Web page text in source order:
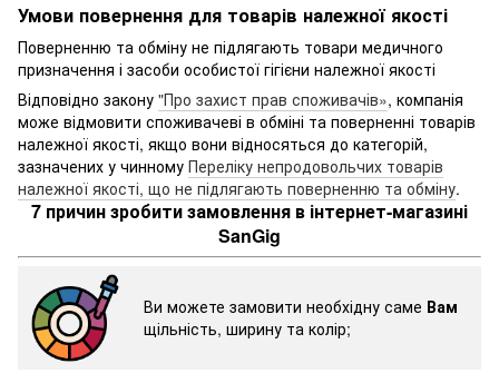
Умови повернення для товарів належної якості
Поверненню та обміну не підлягають товари медичного
призначення і засоби особистої гігієни належної якості
Відповідно закону "Про захист прав споживачів», компанія
може відмовити споживачеві в обміні та поверненні товарів
належної якості, якщо вони відносяться до категорій,
зазначених у чинному Переліку непродовольчих товарів
належної якості, що не підлягають поверненню та обміну.
7 причин зробити замовлення в інтернет-магазині
SanGig
Ви можете замовити необхідну саме Вам
щільність, ширину та колір;